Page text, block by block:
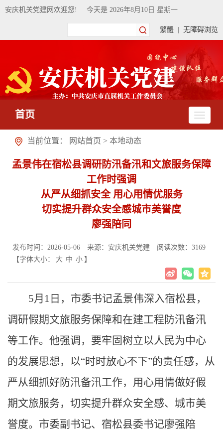
安庆机关党建网欢迎您! 今天是 2026年8月10日 星期一
繁體 无障碍浏览
首页
当前位置： 网站首页 > 本地动态
孟景伟在宿松县调研防汛备汛和文旅服务保障
工作时强调
从严从细抓安全 用心用情优服务
切实提升群众安全感城市美誉度
廖强陪同
发布时间：2026-05-06 来源：安庆机关党建 阅读次数： 3169
【字体大小：
大 中 小 】
5月1日，市委书记孟景伟深入宿松县，
调研假期文旅服务保障和在建工程防汛备汛
等工作。他强调，要牢固树立以人民为中心
的发展思想，以“时时放心不下”的责任感，从
严从细抓好防汛备汛工作，用心用情做好假
期文旅服务，切实提升群众安全感、城市美
誉度。市委副书记、宿松县委书记廖强陪